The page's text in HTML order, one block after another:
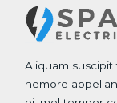
Aliquam
nemore